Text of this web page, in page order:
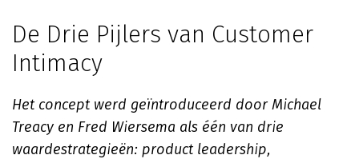
De Drie Pijlers van Customer
Intimacy
Het concept werd geïntroduceerd door Michael
Treacy en Fred Wiersema als één van drie
waardestrategieën: product leadership,